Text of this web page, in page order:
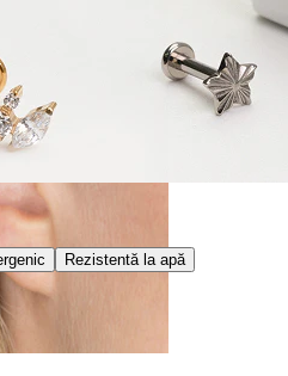
Rezistentă la apă